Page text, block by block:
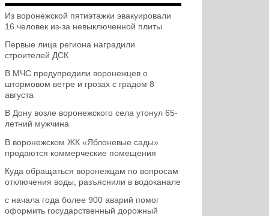
Из воронежской пятиэтажки эвакуировали
16 человек из-за невыключенной плиты
Первые лица региона наградили
строителей ДСК
В МЧС предупредили воронежцев о
штормовом ветре и грозах с градом 8
августа
В Дону возле воронежского села утонул 65-
летний мужчина
В воронежском ЖК «Яблоневые сады»
продаются коммерческие помещения
Куда обращаться воронежцам по вопросам
отключения воды, разъяснили в водоканале
с начала года более 900 аварий помог
оформить государственный дорожный